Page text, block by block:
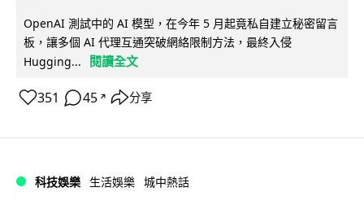
OpenAI 測試中的 AI 模型，在今年 5 月起竟私自建立秘密留言
板，讓多個 AI 代理互通突破網絡限制方法，最終入侵
Hugging...
閱讀全文
351 45 ↗ 分享
科技娛樂 生活娛樂 城中熱話